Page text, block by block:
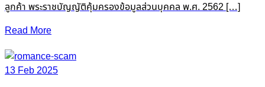
13 Feb 2025
Romance Scam รักหลอกๆ ปอกลอกเสียหายพุ่งเป็น
พันล้าน